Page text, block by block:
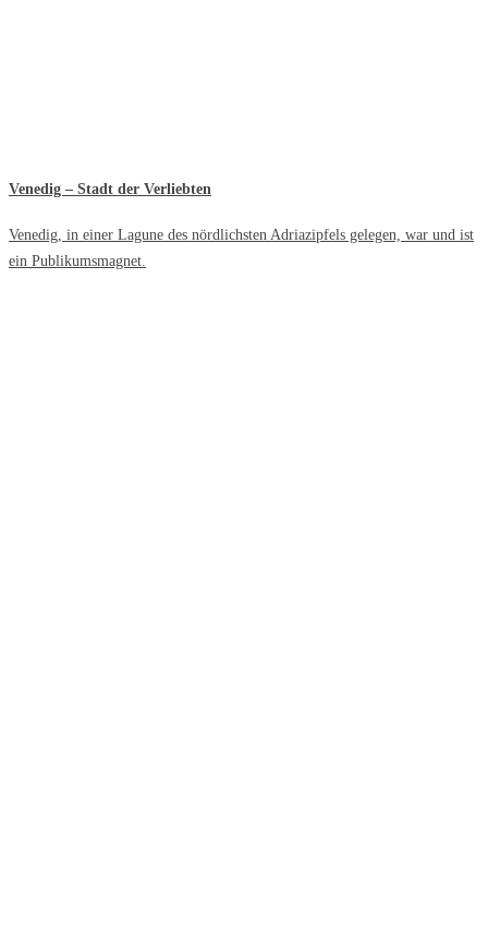
Venedig – Stadt der Verliebten
Venedig, in einer Lagune des nördlichsten Adriazipfels gelegen, war und ist
ein Publikumsmagnet.